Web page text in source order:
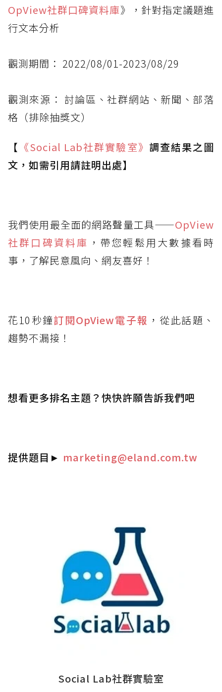
OpView社群口碑資料庫》，針對指定議題進
行文本分析
觀測期間： 2022/08/01-2023/08/29
觀測來源： 討論區、社群網站、新聞、部落
格（排除抽獎文）
【 《Social Lab社群實驗室》 調查結果之圖
文，如需引用請註明出處】
我們使用最全面的網路聲量工具——OpView
社群口碑資料庫 ，帶您輕鬆用大數據看時
事，了解民意風向、網友喜好！
花10秒鐘訂閱OpView電子報 ，從此話題、
趨勢不漏接！
想看更多排名主題？快快許願告訴我們吧
提供題目 ► marketing@eland.com.tw
Social Lab社群實驗室